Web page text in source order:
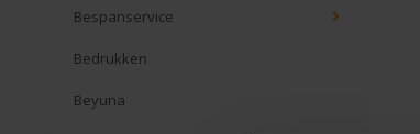
Bespanservice
Bedrukken
Beyuna